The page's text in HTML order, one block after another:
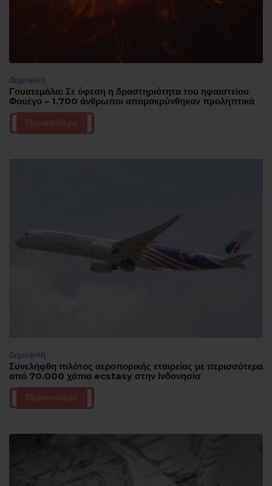
Δημοφιλή
Γουατεμάλα: Σε ύφεση η δραστηριότητα του ηφαιστείου
Φουέγο – 1.700 άνθρωποι απομακρύνθηκαν προληπτικά
Περισσότερα
Δημοφιλή
Συνελήφθη πιλότος αεροπορικής εταιρείας με περισσότερα
από 70.000 χάπια ecstasy στην Ινδονησία
Περισσότερα